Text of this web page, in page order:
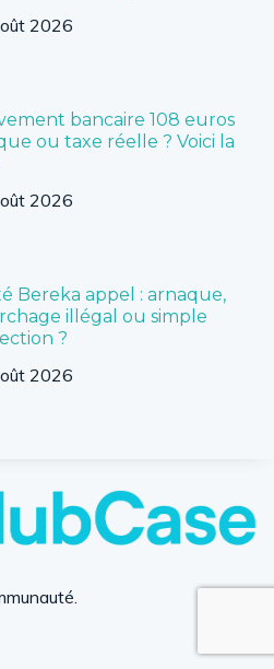
2026
bancaire 108 euros
ou taxe réelle ? Voici la
2026
Bereka appel : arnaque,
illégal ou simple
?
2026